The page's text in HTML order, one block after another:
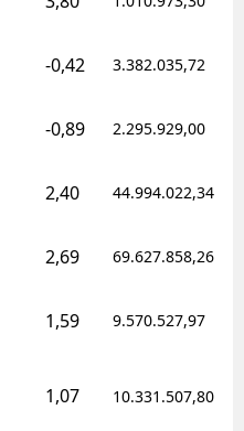
-0,42 3.382.035,72
-0,89 2.295.929,00
2,40 44.994.022,34
2,69 69.627.858,26
1,59 9.570.527,97
1,07 10.331.507,80